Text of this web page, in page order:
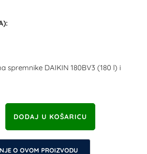
spremnike DAIKIN 180BV3 (180 l) i
O OVOM PROIZVODU